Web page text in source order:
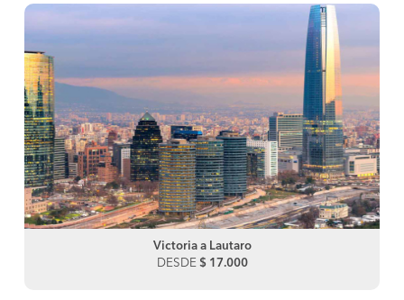
Victoria a Lautaro
DESDE $ 17.000